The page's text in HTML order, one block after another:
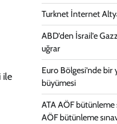
ile
Turknet İnternet
ABD’den İsrail’e
uğrar
Euro Bölgesi’nde bir
büyümesi
ATA AÖF bütünleme
AÖF bütünleme